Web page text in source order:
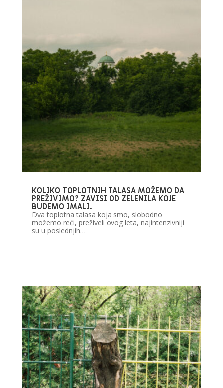
KOLIKO TOPLOTNIH TALASA MOŽEMO DA
PREŽIVIMO? ZAVISI OD ZELENILA KOJE
BUDEMO IMALI.
Dva toplotna talasa koja smo, slobodno
možemo reći, preživeli ovog leta, najintenzivniji
su u poslednjih…